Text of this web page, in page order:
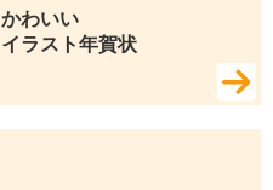
かわいい
イラスト年賀状